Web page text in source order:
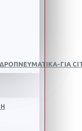
ΓΙΑ